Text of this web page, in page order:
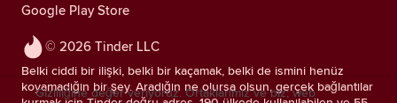
© 2026 Tinder LLC
Belki ciddi bir ilişki, belki bir kaçamak, belki de ismini henüz
koyamadığın bir şey. Aradığın ne olursa olsun, gerçek bağlantılar
Google Play Store
Gizliliğine değer veriyoruz. Ortaklarımız ve biz; web